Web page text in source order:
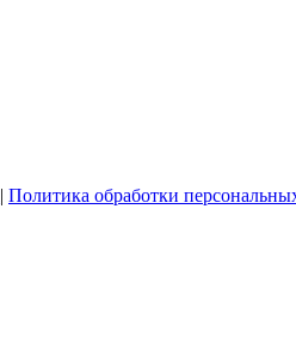
| Политика обработки